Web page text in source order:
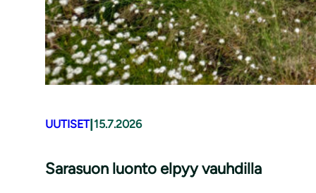
UUTISET| 15.7.2026
Sarasuon luonto elpyy vauhdilla